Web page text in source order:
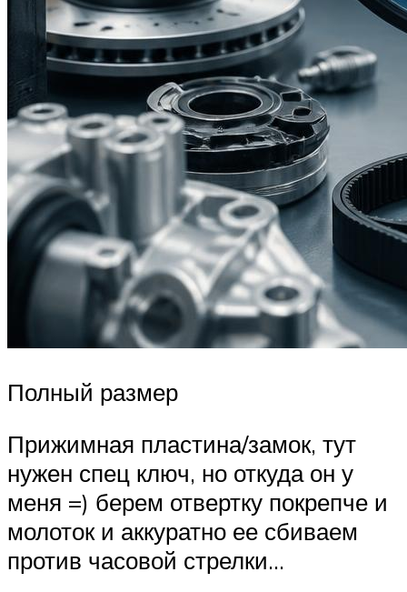
Полный размер
Прижимная пластина/замок, тут
нужен спец ключ, но откуда он у
меня =) берем отвертку покрепче и
молоток и аккуратно ее сбиваем
против часовой стрелки…